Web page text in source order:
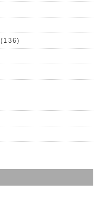
(136)